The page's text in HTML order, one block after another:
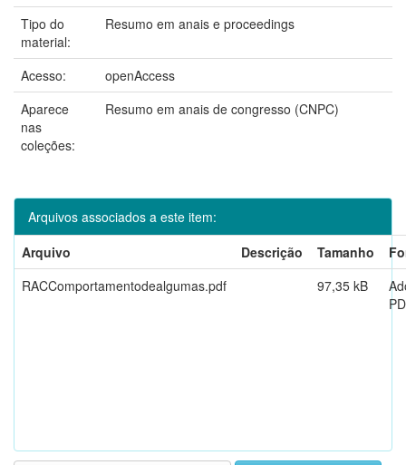
Tipo do
material:
Resumo em anais e proceedings
Acesso:
openAccess
Aparece
nas
coleções:
Resumo em anais de congresso (CNPC)
Arquivos associados a este item:
Arquivo
Descrição Tamanho
RACComportamentodealgumas.pdf
97,35 kB